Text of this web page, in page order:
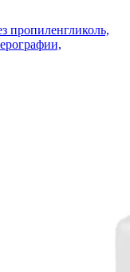
пропиленгликоль,